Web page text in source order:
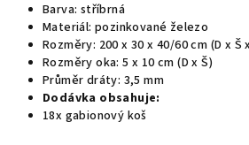
Barva: stříbrná
Materiál: pozinkované železo
Rozměry: 200 x 30 x 40/60 cm (D x Š
Rozměry oka: 5 x 10 cm (D x Š)
Průměr dráty: 3,5 mm
Dodávka obsahuje:
18x gabionový koš